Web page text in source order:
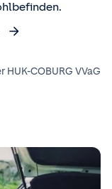
HUK-COBURG VVaG